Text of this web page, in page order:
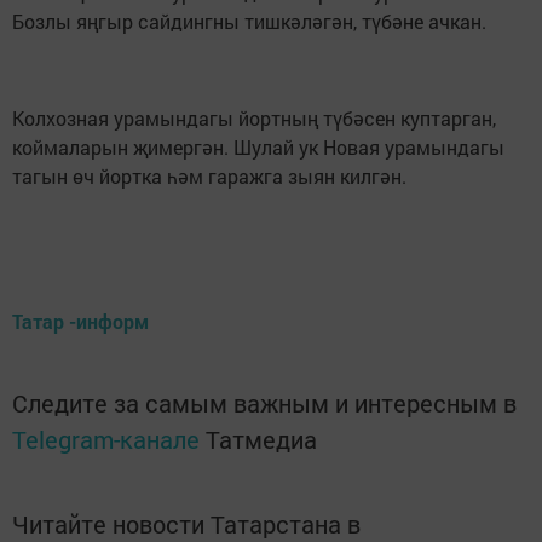
Бозлы яңгыр сайдингны тишкәләгән, түбәне ачкан.
Колхозная урамындагы йортның түбәсен куптарган,
коймаларын җимергән. Шулай ук Новая урамындагы
тагын өч йортка һәм гаражга зыян килгән.
Татар -информ
Следите за самым важным и интересным в
Telegram-канале Татмедиа
Читайте новости Татарстана в